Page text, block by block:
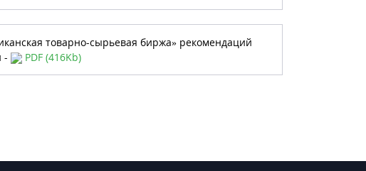
товарно-сырьевая биржа» рекомендаций
-
PDF (416Kb)